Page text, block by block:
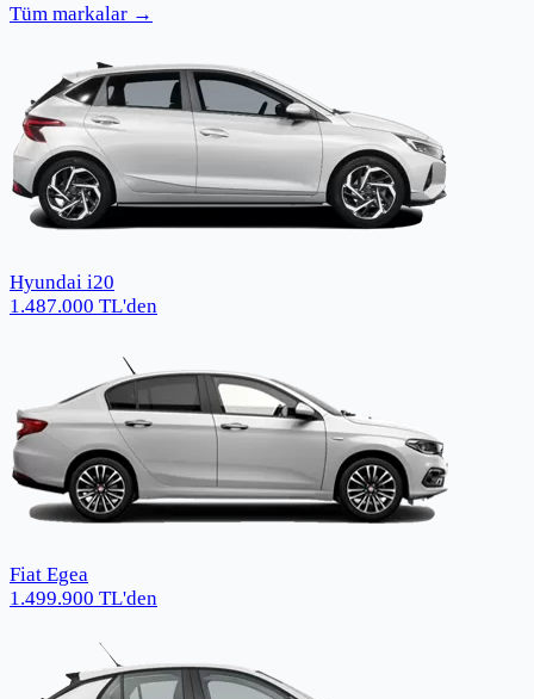
Tüm markalar →
Hyundai i20
1.487.000 TL'den
Fiat Egea
1.499.900 TL'den